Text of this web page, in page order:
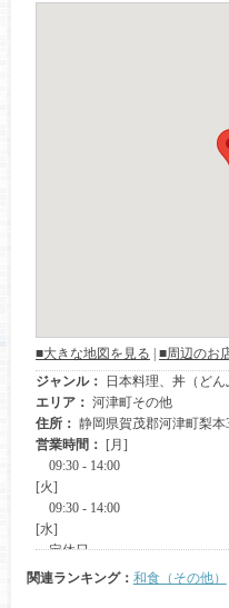
関連ランキング： 和食（その他）